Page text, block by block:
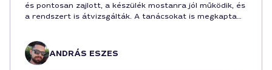
és pontosan zajlott, a készülék mostanra jól működik, és
a rendszert is átvizsgálták. A tanácsokat is megkaptam
ANDRÁS ESZES